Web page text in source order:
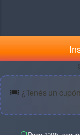
🎟️ ¿Tenés un